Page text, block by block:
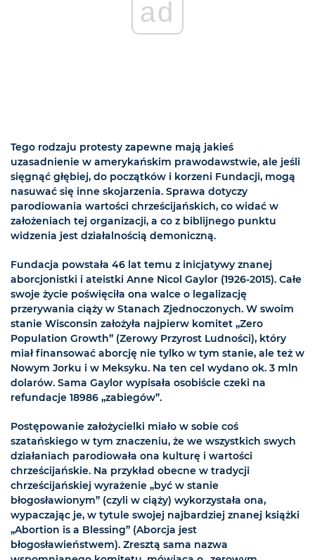
ad
Tego rodzaju protesty zapewne mają jakieś
uzasadnienie w amerykańskim prawodawstwie, ale jeśli
sięgnąć głębiej, do początków i korzeni Fundacji, mogą
nasuwać się inne skojarzenia. Sprawa dotyczy
parodiowania wartości chrześcijańskich, co widać w
założeniach tej organizacji, a co z biblijnego punktu
widzenia jest działalnością demoniczną.
Fundacja powstała 46 lat temu z inicjatywy znanej
aborcjonistki i ateistki Anne Nicol Gaylor (1926-2015). Całe
swoje życie poświęciła ona walce o legalizację
przerywania ciąży w Stanach Zjednoczonych. W swoim
stanie Wisconsin założyła najpierw komitet „Zero
Population Growth” (Zerowy Przyrost Ludności), który
miał finansować aborcję nie tylko w tym stanie, ale też w
Nowym Jorku i w Meksyku. Na ten cel wydano ok. 3 mln
dolarów. Sama Gaylor wypisała osobiście czeki na
refundacje 18986 „zabiegów”.
Postępowanie założycielki miało w sobie coś
szatańskiego w tym znaczeniu, że we wszystkich swych
działaniach parodiowała ona kulturę i wartości
chrześcijańskie. Na przykład obecne w tradycji
chrześcijańskiej wyrażenie „być w stanie
błogosławionym” (czyli w ciąży) wykorzystała ona,
wypaczając je, w tytule swojej najbardziej znanej książki
„Abortion is a Blessing” (Aborcja jest
błogosławieństwem). Zresztą sama nazwa